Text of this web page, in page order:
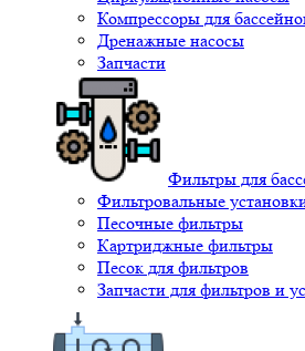
Компрессоры для
Дренажные насосы
Запчасти
Фильтры для
Фильтровальные
Песочные фильтры
Картриджные фильтры
Песок для фильтров
Запчасти для фильтров и